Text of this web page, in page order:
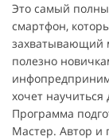
Это самый
смартфон,
захватывающий
полезно
хочет
Программа
Мастер. Автор и